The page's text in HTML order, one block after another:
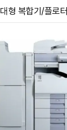
다나와
대형 복합기/플로터